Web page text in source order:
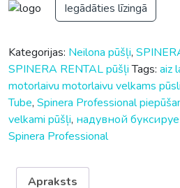
Iegādāties līzingā
Kategorijas: Neilona pūšļi,
SPINERA RENTAL pūšļi Tags: aiz
motorlaivu motorlaivu velkams
Tube, Spinera Professional
velkami pūšļi, надувной
Spinera Professional
Apraksts